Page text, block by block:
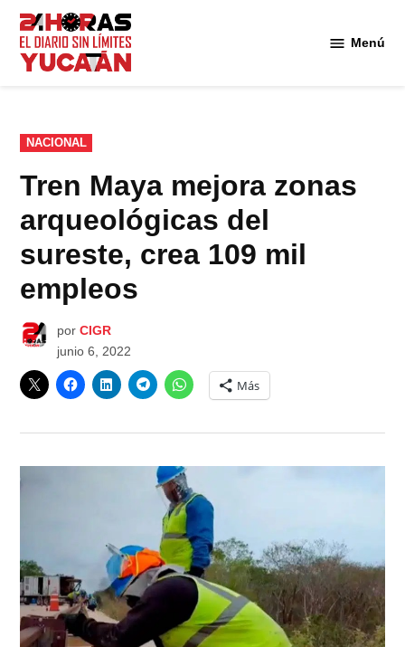
Saltar
contenido
Menú
PUBLICADO
EN
NACIONAL
Tren Maya mejora zonas
arqueológicas del
sureste, crea 109 mil
empleos
por CIGR
junio 6, 2022
Más